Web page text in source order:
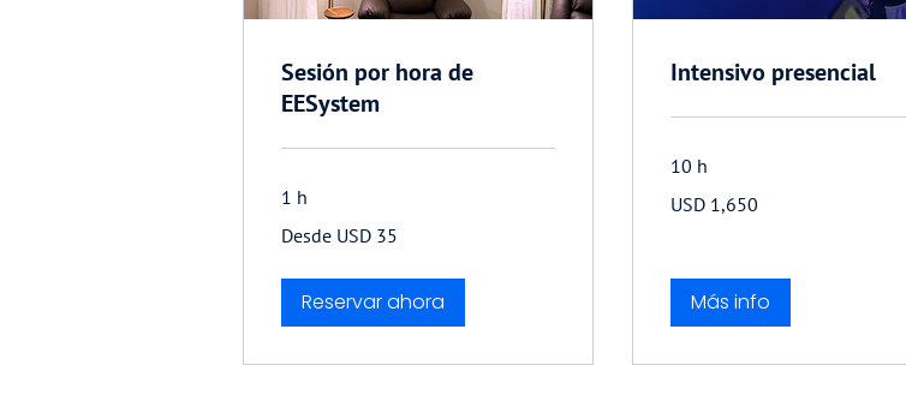
Sesión por hora de
EESystem
1 h
35
Desde USD 35
Reservar ahora
Intensivo presencial
10 h
dólares
estadounidenses
USD 1,650
Más info